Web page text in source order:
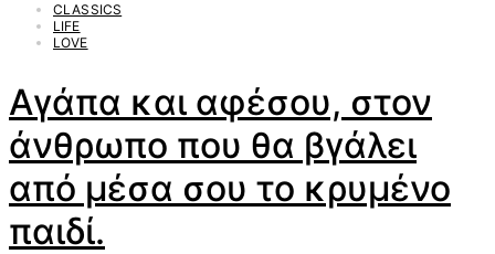
CLASSICS
LIFE
LOVE
Αγάπα και αφέσου, στον
άνθρωπο που θα βγάλει
από μέσα σου το κρυμένο
παιδί.